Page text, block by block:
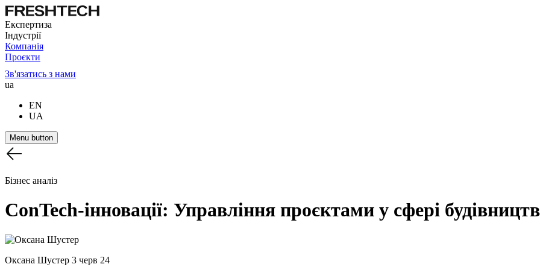
Експертиза
Індустрії
Компанія
Проєкти
Зв'язатись з нами
ua
EN
UA
Menu button
Бізнес аналіз
ConTech-інновації: Управління проєктами у сфері
Оксана Шустер 3 черв 24